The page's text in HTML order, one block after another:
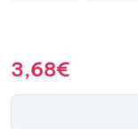
3,68€